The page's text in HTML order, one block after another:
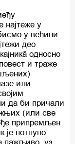
најтеже у
у већини
део
односно
и траже
или
да би причали
(или све
припремљен
је потпуно